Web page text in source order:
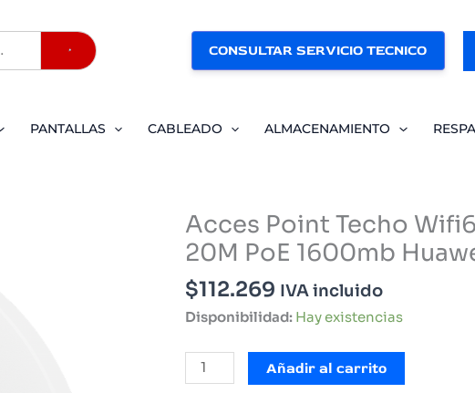
Buscar CONSULTAR SERVICIO TECNICO
PANTALLAS CABLEADO ALMACENAMIENTO
Acces Point Techo
20M PoE 1600mb
$112.269 IVA incluido
Disponibilidad: Hay existencias
Acces
Point
Añadir al carrito